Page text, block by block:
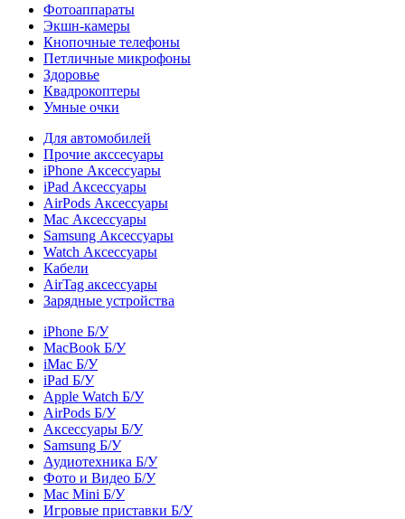
Фотоаппараты
Экшн-камеры
Кнопочные телефоны
Петличные микрофоны
Здоровье
Квадрокоптеры
Умные очки
Для автомобилей
Прочие акссесуары
iPhone Аксессуары
iPad Аксессуары
AirPods Аксессуары
Mac Аксессуары
Samsung Аксессуары
Watch Аксессуары
Кабели
AirTag аксессуары
Зарядные устройства
iPhone Б/У
MacBook Б/У
iMac Б/У
iPad Б/У
Apple Watch Б/У
AirPods Б/У
Аксессуары Б/У
Samsung Б/У
Аудиотехника Б/У
Фото и Видео Б/У
Mac Mini Б/У
Игровые приставки Б/У